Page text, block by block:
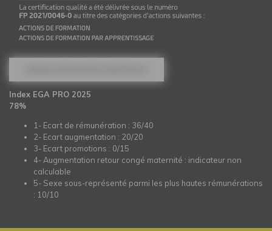
Index EGA PRO 2025
78%
1- Ecart de rémunération : 36/40
2- Ecart augmentation : 20/20
3- Ecart promotions : 0/15
4- Augmentation retour congé maternité : indicateur non
calculable
5- Sexe sous-représenté parmi les plus hautes rémunérations
: 10/10